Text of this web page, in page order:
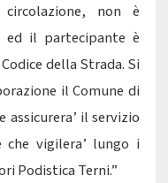
non è
ed il partecipante è
della Strada. Si
il Comune di
assicurera’ il servizio
vigilera’ lungo i
Podistica Terni.”